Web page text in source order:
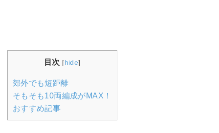
目次 [hide]
郊外でも短距離
そもそも10両編成がMAX！
おすすめ記事